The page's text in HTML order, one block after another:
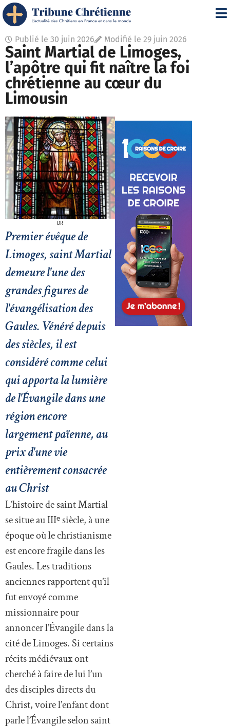
Publié le 30 juin 2026 Modifié le 29 juin 2026
Saint Martial de Limoges,
l’apôtre qui fit naître la foi
chrétienne au cœur du
Limousin
DR
Premier évêque de
Limoges, saint Martial
demeure l'une des
grandes figures de
l'évangélisation des
Gaules. Vénéré depuis
des siècles, il est
considéré comme celui
qui apporta la lumière
de l'Évangile dans une
région encore
largement païenne, au
prix d'une vie
entièrement consacrée
au Christ
L’histoire de saint Martial
se situe au IIIᵉ siècle, à une
époque où le christianisme
est encore fragile dans les
Gaules. Les traditions
anciennes rapportent qu’il
fut envoyé comme
missionnaire pour
annoncer l’Évangile dans la
cité de Limoges. Si certains
récits médiévaux ont
cherché à faire de lui l’un
des disciples directs du
Christ, voire l’enfant dont
parle l’Évangile selon saint